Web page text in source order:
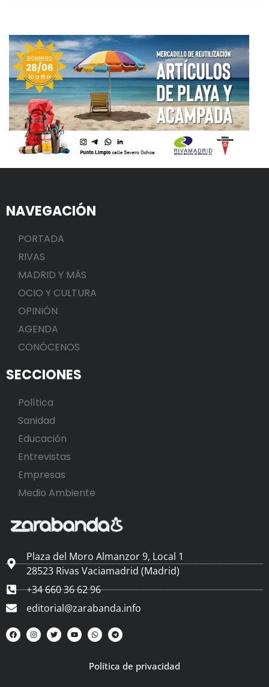
NAVEGACIÓN
PORTADA
RIVAS
MADRID Y MÁS
OCIO Y CULTURA
OPINIÓN
AGENDA
CONÓCENOS
SECCIONES
Política
Sanidad
Educación
Entrevistas
Empresas
Medio Ambiente
Plaza del Moro Almanzor 9, Local 1
28523 Rivas Vaciamadrid (Madrid)
+34 660 36 62 96
editorial@zarabanda.info
Política de privacidad